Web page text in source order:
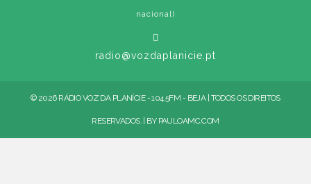
nacional)
radio@vozdaplanicie.pt
© 2026 RÁDIO VOZ DA PLANÍCIE - 104.5FM - BEJA | TODOS OS DIREITOS
RESERVADOS. | BY PAULOAMC.COM